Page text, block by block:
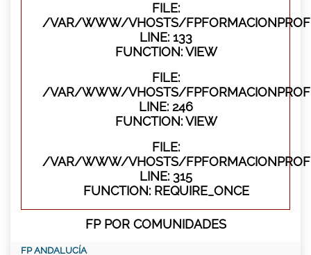
FILE:
/VAR/WWW/VHOSTS/
LINE: 133
FUNCTION: VIEW
FILE:
/VAR/WWW/VHOSTS/
LINE: 246
FUNCTION: VIEW
FILE:
/VAR/WWW/VHOSTS/
LINE: 315
FUNCTION: REQUIRE_ONCE
FP POR COMUNIDADES
FP ANDALUCÍA